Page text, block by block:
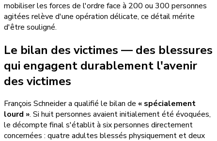
mobiliser les forces de l'ordre face à 200 ou 300 personnes
agitées relève d'une opération délicate, ce détail mérite
d'être souligné.
Le bilan des victimes — des blessures
qui engagent durablement l'avenir
des victimes
François Schneider a qualifié le bilan de « spécialement
lourd ». Si huit personnes avaient initialement été évoquées,
le décompte final s'établit à six personnes directement
concernées : quatre adultes blessés physiquement et deux